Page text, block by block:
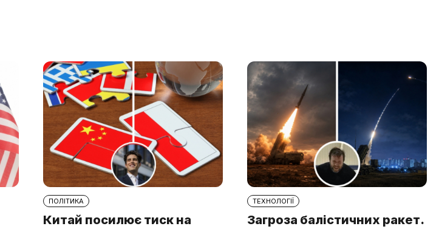
ПОЛІТИКА
Китай посилює тиск на
ТЕХНОЛОГІЇ
Загроза балістичних ракет.